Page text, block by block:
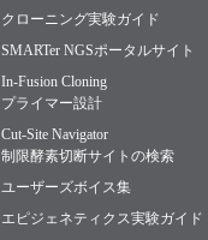
クローニング実験ガイド
SMARTer NGSポータルサイト
In-Fusion Cloning
プライマー設計
Cut-Site Navigator
制限酵素切断サイトの検索
ユーザーズボイス集
エピジェネティクス実験ガイド